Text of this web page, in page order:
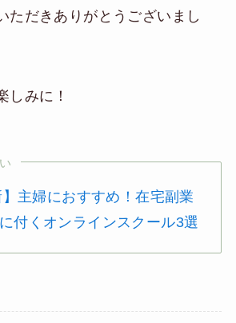
ただきありがとうございまし
しみに！
】主婦におすすめ！在宅副業
付くオンラインスクール3選